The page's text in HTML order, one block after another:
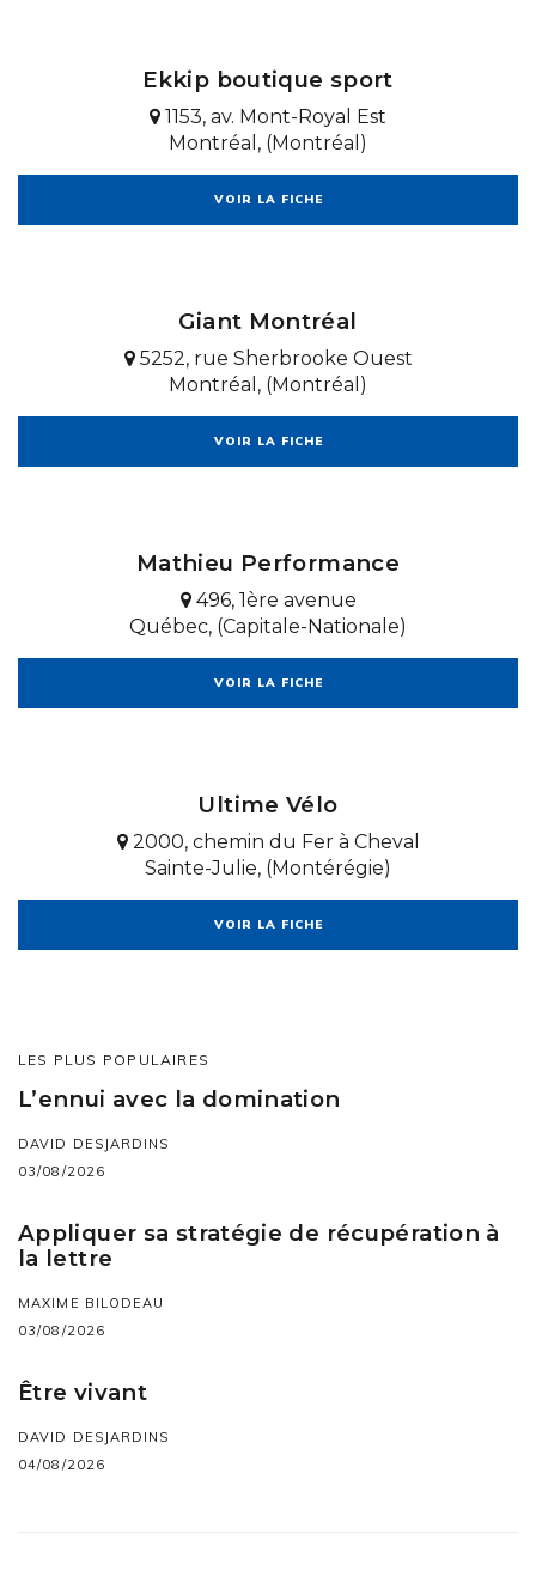
Ekkip boutique sport
1153, av. Mont-Royal Est
Montréal, (Montréal)
VOIR LA FICHE
Giant Montréal
5252, rue Sherbrooke Ouest
Montréal, (Montréal)
VOIR LA FICHE
Mathieu Performance
496, 1ère avenue
Québec, (Capitale-Nationale)
VOIR LA FICHE
Ultime Vélo
2000, chemin du Fer à Cheval
Sainte-Julie, (Montérégie)
VOIR LA FICHE
LES PLUS POPULAIRES
L’ennui avec la domination
DAVID DESJARDINS
03/08/2026
Appliquer sa stratégie de récupération à
la lettre
MAXIME BILODEAU
03/08/2026
Être vivant
DAVID DESJARDINS
04/08/2026